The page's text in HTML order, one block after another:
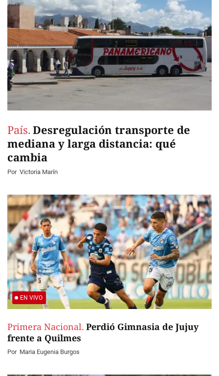
País. Desregulación transporte de
mediana y larga distancia: qué
cambia
Por Victoria Marín
EN VIVO
Primera Nacional. Perdió Gimnasia de Jujuy
frente a Quilmes
Por Maria Eugenia Burgos